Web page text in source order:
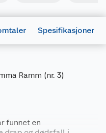
Spesifikasjoner
Ramm (nr. 3)
funnet en
9788284150161